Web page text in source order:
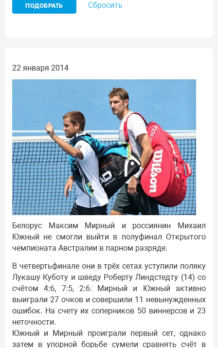
Сбросить
22 января 2014
Белорус Максим Мирный и россиянин Михаил
Южный не смогли выйти в полуфинал Открытого
чемпионата Австралии в парном разряде.
В четвертьфинале они в трёх сетах уступили поляку
Лукашу Куботу и шведу Роберту Линдстедту (14) со
счётом 4:6, 7:5, 2:6. Мирный и Южный активно
выиграли 27 очков и совершили 11 невынужденных
ошибок. На счету их соперников 50 виннерсов и 23
неточности.
Южный и Мирный проиграли первый сет, однако
затем в упорной борьбе сумели сравнять счёт в